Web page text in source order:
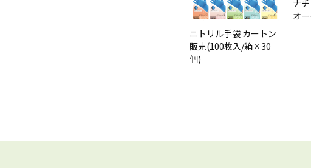
ニトリル手袋 カートン
販売(100枚入/箱×30
個)
ナ
オ